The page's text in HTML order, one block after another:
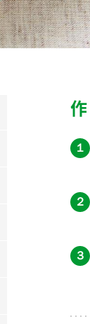
１
２
３